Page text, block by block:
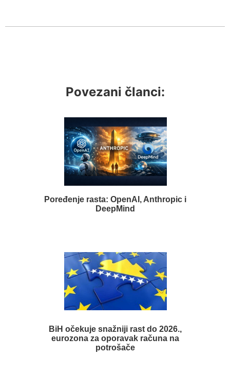
Povezani članci:
Poređenje rasta: OpenAI, Anthropic i
DeepMind
BiH očekuje snažniji rast do 2026.,
eurozona za oporavak računa na
potrošače